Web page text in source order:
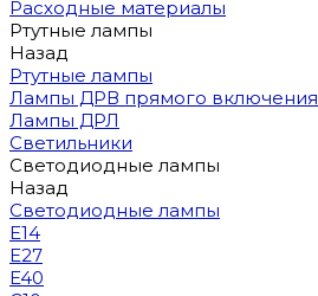
Расходные материалы
Ртутные лампы
Назад
Ртутные лампы
Лампы ДРВ прямого включения
Лампы ДРЛ
Светильники
Светодиодные лампы
Назад
Светодиодные лампы
E14
E27
E40